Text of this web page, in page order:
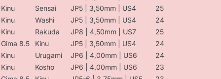
Kinu
Sensai JP5 | 3,50mm | US4
25
Kinu
Washi JP5 | 3,50mm | US4
24
Kinu
Rakuda JP8 | 4,50mm | US7
25
Gima 8.5
Kinu JP5 | 3,50mm | US4
24
Kinu
Urugami JP6 | 4,00mm | US6
24
Kinu
Kosho JP6 | 4,00mm | US6
23